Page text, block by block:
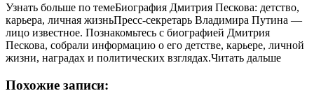
Узнать больше по темеБиография Дмитрия Пескова: детство,
карьера, личная жизньПресс-секретарь Владимира Путина —
лицо известное. Познакомьтесь с биографией Дмитрия
Пескова, собрали информацию о его детстве, карьере, личной
жизни, наградах и политических взглядах.Читать дальше
Похожие записи: